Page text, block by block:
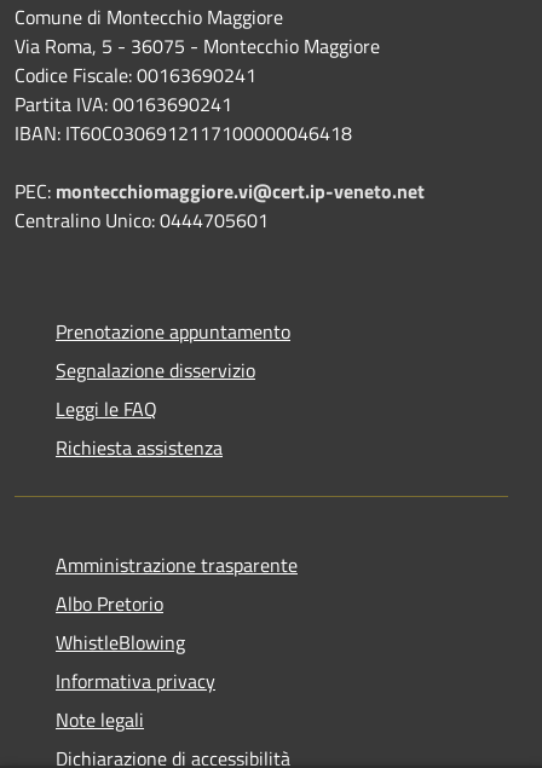
Comune di Montecchio Maggiore
Via Roma, 5 - 36075 - Montecchio Maggiore
Codice Fiscale: 00163690241
Partita IVA: 00163690241
IBAN: IT60C0306912117100000046418
PEC: montecchiomaggiore.vi@cert.ip-veneto.net
Centralino Unico: 0444705601
Prenotazione appuntamento
Segnalazione disservizio
Leggi le FAQ
Richiesta assistenza
Amministrazione trasparente
Albo Pretorio
WhistleBlowing
Informativa privacy
Note legali
Dichiarazione di accessibilità